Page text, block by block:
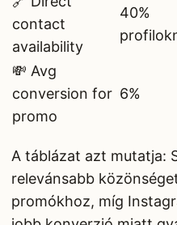
contact
availability
40%
💸 Avg
conversion for
promo
6%
A táblázat azt mutatja:
relevánsabb
promókhoz, míg